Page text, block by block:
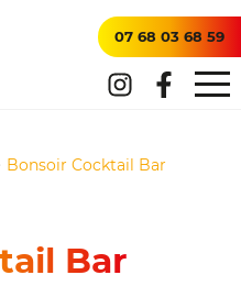
07 68 03 68 59
Bonsoir Cocktail Bar
Bar